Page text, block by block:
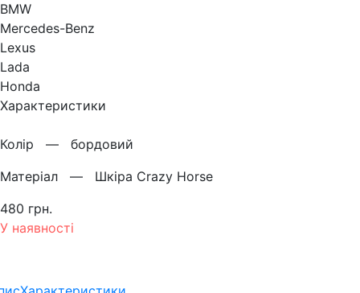
BMW
Mercedes-Benz
Lexus
Lada
Honda
Характеристики
Колiр — бордовий
Матерiал — Шкіра Crazy Horse
480 грн.
У наявності